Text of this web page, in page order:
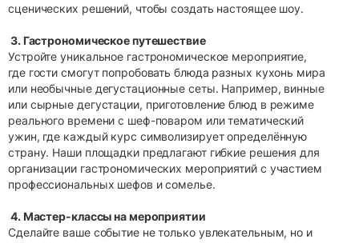
сценических решений, чтобы создать настоящее шоу.
3. Гастрономическое путешествие
Устройте уникальное гастрономическое мероприятие,
где гости смогут попробовать блюда разных кухонь мира
или необычные дегустационные сеты. Например, винные
или сырные дегустации, приготовление блюд в режиме
реального времени с шеф-поваром или тематический
ужин, где каждый курс символизирует определённую
страну. Наши площадки предлагают гибкие решения для
организации гастрономических мероприятий с участием
профессиональных шефов и сомелье.
4. Мастер-классы на мероприятии
Сделайте ваше событие не только увлекательным, но и